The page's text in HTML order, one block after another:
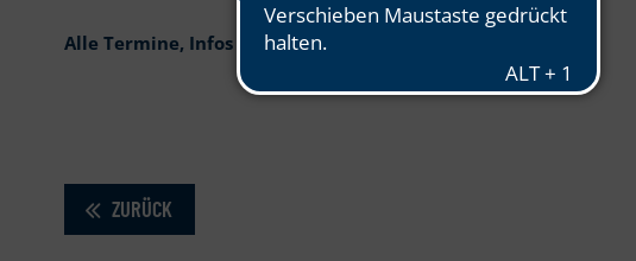
Alle Termine, Infos und Anmeldung findet ihr
ZURÜCK